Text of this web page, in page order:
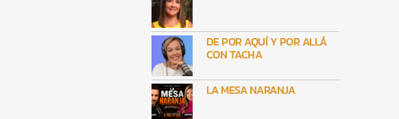
DE POR AQUÍ Y POR ALLÁ
CON TACHA
LA MESA NARANJA